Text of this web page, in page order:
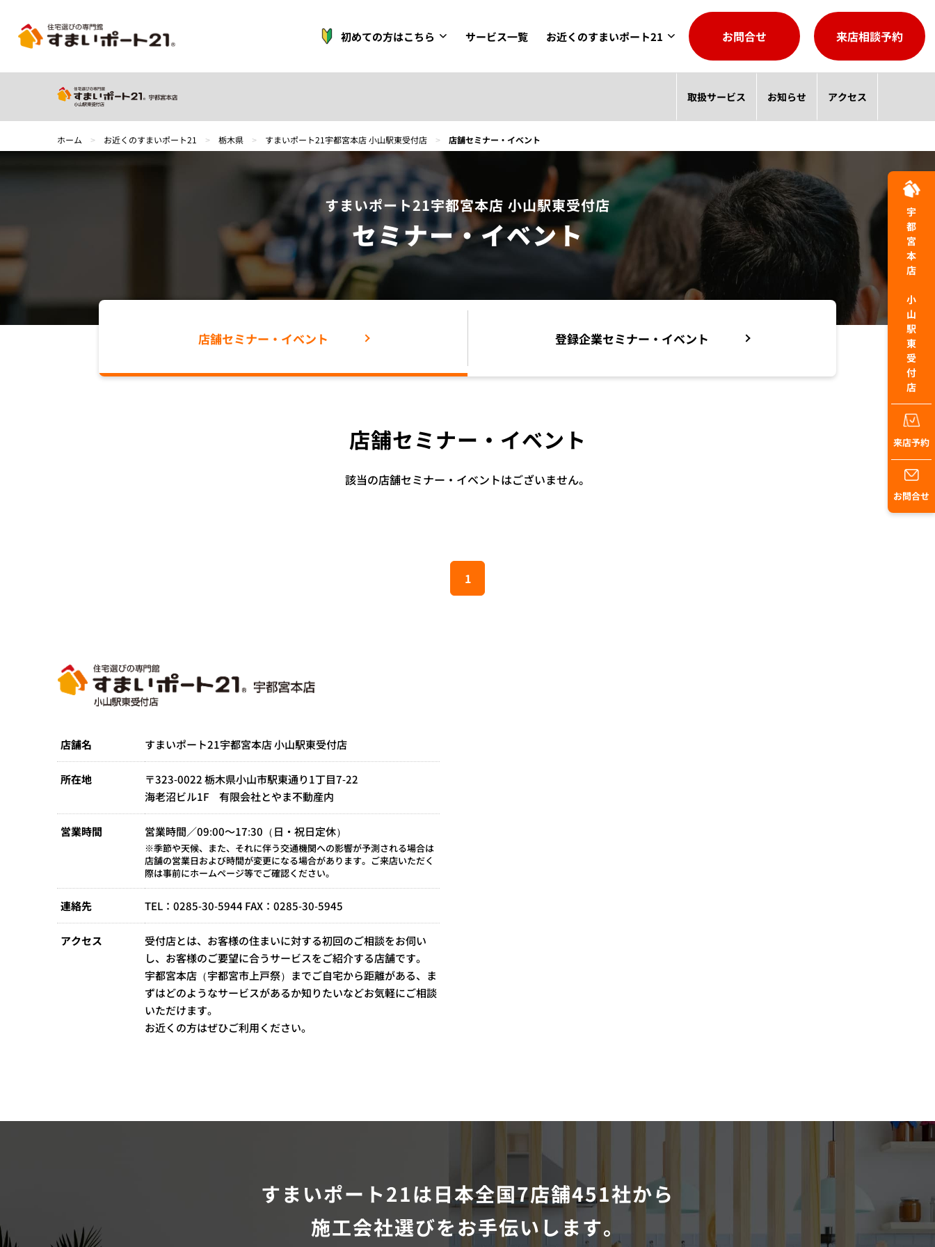
初めての方はこちら サービス一覧 お近くのすまいポート21 お問合せ 来店相談予約
取扱サービス お知らせ アクセス
ホーム > お近くのすまいポート21 > 栃木県 > すまいポート21宇都宮本店 小山駅東受付店 > 店舗セミナー・イベント
すまいポート21宇都宮本店 小山駅東受付店
セミナー・イベント
店舗セミナー・イベント 登録企業セミナー・イベント
店舗セミナー・イベント
該当の店舗セミナー・イベントはございません。
1
宇都宮本店 小山駅東受付店
来店予約
お問合せ
店舗名 すまいポート21宇都宮本店 小山駅東受付店
所在地
〒323-0022 栃木県小山市駅東通り1丁目7-22
海老沼ビル1F 有限会社とやま不動産内
営業時間 営業時間／09:00～17:30（日・祝日定休）
※季節や天候、また、それに伴う交通機関への影響が予測される場合は
店舗の営業日および時間が変更になる場合があります。ご来店いただく
際は事前にホームページ等でご確認ください。
連絡先 TEL：0285-30-5944 FAX：0285-30-5945
アクセス
受付店とは、お客様の住まいに対する初回のご相談をお伺い
し、お客様のご要望に合うサービスをご紹介する店舗です。
宇都宮本店（宇都宮市上戸祭）までご自宅から距離がある、ま
ずはどのようなサービスがあるか知りたいなどお気軽にご相談
いただけます。
お近くの方はぜひご利用ください。
すまいポート21は日本全国7店舗451社から
施工会社選びをお手伝いします。